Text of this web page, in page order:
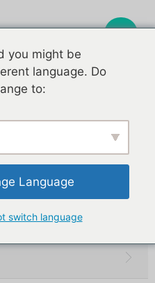
you might be
language. Do
to:
Language
switch language